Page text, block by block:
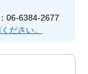
06-6384-2677
ださい。